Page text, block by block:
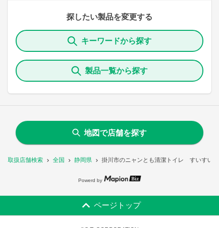
取扱店舗検索 全国 静岡県 掛川市のニャンとも清潔トイレ すいすい
探したい製品を変更する
キーワードから探す
製品一覧から探す
地図で店舗を探す
Powerd by
ページトップ